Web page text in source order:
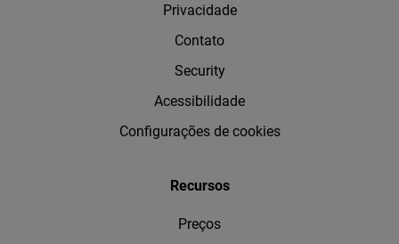
Privacidade
Contato
Security
Acessibilidade
Configurações de cookies
Recursos
Preços